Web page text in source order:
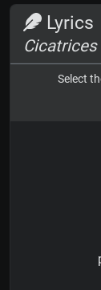
Lyrics
Select